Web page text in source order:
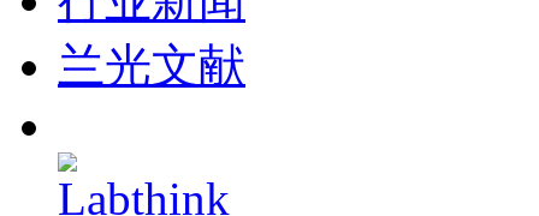
兰光文献